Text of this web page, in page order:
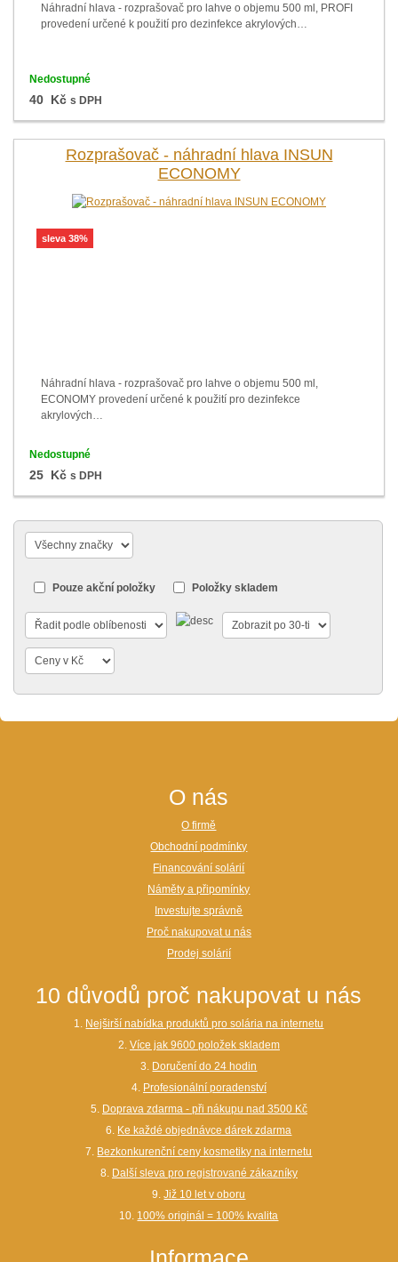
Náhradní hlava - rozprašovač pro lahve o objemu 500 ml, PROFI
provedení určené k použití pro dezinfekce akrylových…
Nedostupné
40 Kč s DPH
Rozprašovač - náhradní hlava INSUN
ECONOMY
sleva 38%
Náhradní hlava - rozprašovač pro lahve o objemu 500 ml,
ECONOMY provedení určené k použití pro dezinfekce
akrylových…
Nedostupné
25 Kč s DPH
Pouze akční položky Položky skladem
O nás
O firmě
Obchodní podmínky
Financování solárií
Náměty a připomínky
Investujte správně
Proč nakupovat u nás
Prodej solárií
10 důvodů proč nakupovat u nás
1. Nejširší nabídka produktů pro solária na internetu
2. Více jak 9600 položek skladem
3. Doručení do 24 hodin
4. Profesionální poradenství
5. Doprava zdarma - při nákupu nad 3500 Kč
6. Ke každé objednávce dárek zdarma
7. Bezkonkurenční ceny kosmetiky na internetu
8. Další sleva pro registrované zákazníky
9.Již 10 let v oboru
10. 100% originál = 100% kvalita